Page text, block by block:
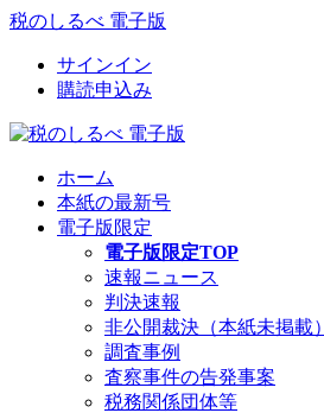
税のしるべ 電子版
サインイン
購読申込み
ホーム
本紙の最新号
電子版限定
電子版限定TOP
速報ニュース
判決速報
非公開裁決（本紙未掲載）
調査事例
査察事件の告発事案
税務関係団体等